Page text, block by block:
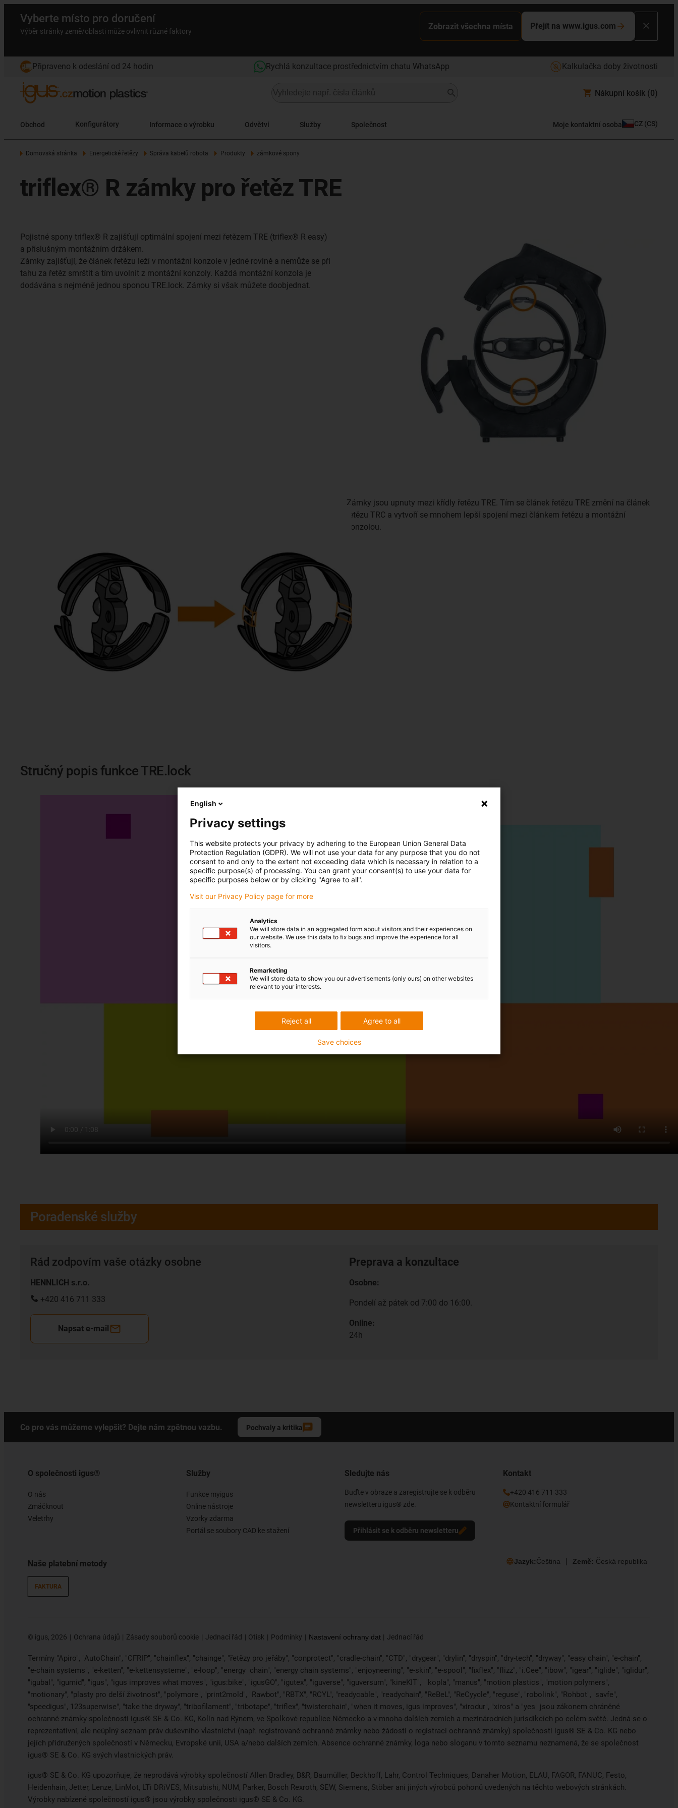
Vyberte místo pro doručení
Výběr stránky země/oblasti může ovlivnit různé faktory
Zobrazit všechna místa Přejít na www.igus.com
Připraveno k odeslání od 24 hodin Rychlá konzultace prostřednictvím chatu WhatsApp Kalkulačka doby životnosti
Nákupní košík (0)
Obchod Konfigurátory Informace o výrobku Odvětví Služby Společnost Moje kontaktní osoba CZ (CS)
Domovská stránka Energetické řetězy Správa kabelů robota Produkty zámkové spony
triflex® R zámky pro řetěz TRE
Pojistné spony triflex® R zajišťují optimální spojení mezi řetězem TRE (triflex® R easy)
a příslušným montážním držákem.
Zámky zajišťují, že článek řetězu leží v montážní konzole v jedné rovině a nemůže se při
tahu za řetěz smrštit a tím uvolnit z montážní konzoly. Každá montážní konzola je
dodávána s nejméně jednou sponou TRE.lock. Zámky si však můžete doobjednat.
Zámky jsou upnuty mezi křídly řetězu TRE. Tím se článek řetězu TRE změní na článek
řetězu TRC a vytvoří se mnohem lepší spojení mezi článkem řetězu a montážní
konzolou.
Stručný popis funkce TRE.lock
Poradenské služby
Rád zodpovím vaše otázky osobne
HENNLICH s.r.o.
+420 416 711 333
Napsat e-mail
Preprava a konzultace
Osobne:
Pondelí až pátek od 7:00 do 16:00.
Online:
24h
Co pro vás můžeme vylepšit? Dejte nám zpětnou vazbu. Pochvaly a kritika
O společnosti igus®
O nás
Zmáčknout
Veletrhy
Naše platební metody
FAKTURA
Služby
Funkce myigus
Online nástroje
Vzorky zdarma
Portál se soubory CAD ke stažení
Sledujte nás
Buďte v obraze a zaregistrujte se k odběru
newsletteru igus® zde.
Přihlásit se k odběru newsletteru
Kontakt
+420 416 711 333
Kontaktní formulář
Jazyk:Čeština Země: Česká republika
© igus, 2026 Ochrana údajů Zásady souborů cookie Jednací řád Otisk Podmínky Nastavení ochrany dat Jednací řád
Termíny "Apiro", "AutoChain", "CFRIP", "chainflex", "chainge", "řetězy pro jeřáby", "conprotect", "cradle-chain", "CTD", "drygear", "drylin", "dryspin", "dry-tech", "dryway", "easy chain", "e-chain",
"e-chain systems", "e-ketten", "e-kettensysteme", "e-loop", "energy chain", "energy chain systems", "enjoyneering", "e-skin", "e-spool", "fixflex", "flizz", "i.Cee", "ibow", "igear", "iglide", "iglidur",
"igubal", "igumid", "igus", "igus improves what moves", "igus:bike", "igusGO", "igutex", "iguverse", "iguversum", "kineKIT", "kopla", "manus", "motion plastics", "motion polymers",
"motionary", "plasty pro delší životnost", "polymore", "print2mold", "Rawbot", "RBTX", "RCYL", "readycable", "readychain", "ReBeL", "ReCyycle", "reguse", "robolink", "Rohbot", "savfe",
"speedigus", 123superwise", "take the dryway", "tribofilament", "tribotape", "triflex", "twisterchain", "when it moves, igus improves", "xirodur", "xiros" a "yes" jsou zákonem chráněné
ochranné známky společnosti igus® SE & Co. KG, Kolín nad Rýnem, ve Spolkové republice Německo a v mnoha dalších zemích a mezinárodních jurisdikcích po celém světě. Jedná se o
reprezentativní, ale neúplný seznam práv duševního vlastnictví (např. registrované ochranné známky nebo žádosti o registraci ochranné známky) společnosti igus® SE & Co. KG nebo
jejích přidružených společností v Německu, Evropské unii, USA a/nebo dalších zemích. Absence ochranné známky, loga nebo sloganu v tomto seznamu neznamená, že se společnost
igus® SE & Co. KG svých vlastnických práv.
igus® SE & Co. KG upozorňuje, že neprodává výrobky společností Allen Bradley, B&R, Baumüller, Beckhoff, Lahr, Control Techniques, Danaher Motion, ELAU, FAGOR, FANUC, Festo,
Heidenhain, Jetter, Lenze, LinMot, LTi DRiVES, Mitsubishi, NUM, Parker, Bosch Rexroth, SEW, Siemens, Stöber ani jiných výrobců pohonů uvedených na těchto webových stránkách.
Výrobky nabízené společností igus® jsou výrobky společnosti igus® SE & Co. KG.
English
Privacy settings
This website protects your privacy by adhering to the European Union General Data
Protection Regulation (GDPR). We will not use your data for any purpose that you do not
consent to and only to the extent not exceeding data which is necessary in relation to a
specific purpose(s) of processing. You can grant your consent(s) to use your data for
specific purposes below or by clicking "Agree to all".
Visit our Privacy Policy page for more
Analytics
We will store data in an aggregated form about visitors and their experiences on
our website. We use this data to fix bugs and improve the experience for all
visitors.
Remarketing
We will store data to show you our advertisements (only ours) on other websites
relevant to your interests.
Agree to all
Reject all
Save choices